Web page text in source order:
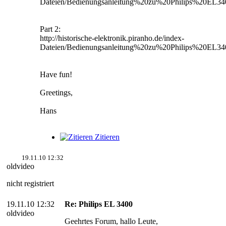
Dateien/
Part 2:
http://historische-elektronik.piranho.de/index-
Dateien/
Have fun!
Greetings,
Hans
Zitieren
19.11.10 12:32
oldvideo
nicht registriert
19.11.10 12:32
oldvideo
Re: Philips EL 3400
Geehrtes Forum, hallo Leute,